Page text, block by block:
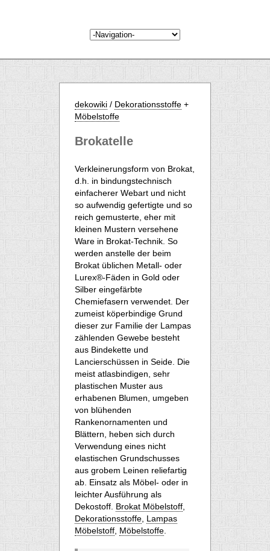
dekowiki / Dekorationsstoffe +
Möbelstoffe
Brokatelle
Verkleinerungsform von Brokat,
d.h. in bindungstechnisch
einfacherer Webart und nicht
so aufwendig gefertigte und so
reich gemusterte, eher mit
kleinen Mustern versehene
Ware in Brokat-Technik. So
werden anstelle der beim
Brokat üblichen Metall- oder
Lurex®-Fäden in Gold oder
Silber eingefärbte
Chemiefasern verwendet. Der
zumeist köperbindige Grund
dieser zur Familie der Lampas
zählenden Gewebe besteht
aus Bindekette und
Lancierschüssen in Seide. Die
meist atlasbindigen, sehr
plastischen Muster aus
erhabenen Blumen, umgeben
von blühenden
Rankenornamenten und
Blättern, heben sich durch
Verwendung eines nicht
elastischen Grundschusses
aus grobem Leinen reliefartig
ab. Einsatz als Möbel- oder in
leichter Ausführung als
Dekostoff. Brokat Möbelstoff
Dekorationsstoffe Lampas
Möbelstoff Möbelstoffe